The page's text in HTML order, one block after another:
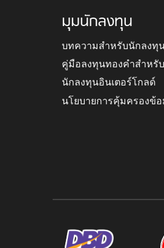
มุมนักลงทุน
บทความสำหรับนักลงทุ
คู่มือลงทุนทองคำสำหรั
นักลงทุนอินเตอร์โกลด์
นโยบายการคุ้มครองข้